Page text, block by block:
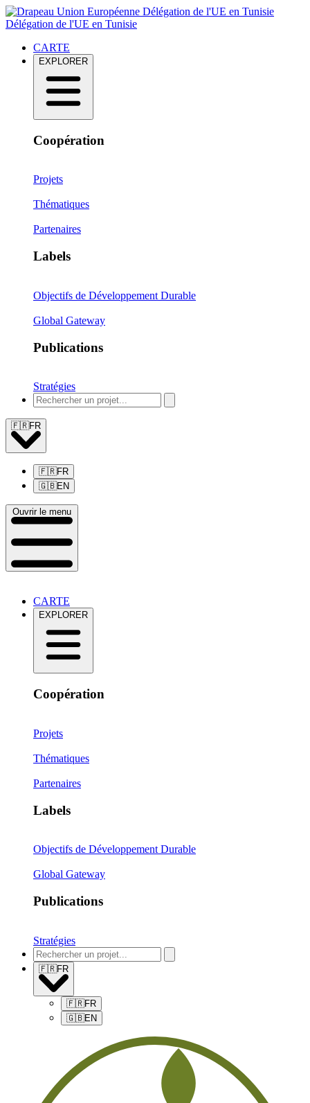
Délégation de l'UE en Tunisie
Délégation de l'UE en Tunisie
CARTE
EXPLORER
Coopération
Projets
Thématiques
Partenaires
Labels
Objectifs de Développement Durable
Global Gateway
Publications
Stratégies
🇫🇷FR
🇫🇷FR
🇬🇧EN
Ouvrir le menu
CARTE
EXPLORER
Coopération
Projets
Thématiques
Partenaires
Labels
Objectifs de Développement Durable
Global Gateway
Publications
Stratégies
🇫🇷FR
🇫🇷FR
🇬🇧EN